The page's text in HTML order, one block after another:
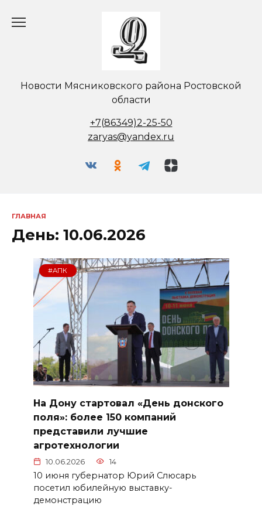
Новости Мясниковского района Ростовской
области
+7(86349)2-25-50
zaryas@yandex.ru
ГЛАВНАЯ
День: 10.06.2026
#АПК
На Дону стартовал «День донского
поля»: более 150 компаний
представили лучшие
агротехнологии
10.06.2026 14
10 июня губернатор Юрий Слюсарь
посетил юбилейную выставку-
демонстрацию